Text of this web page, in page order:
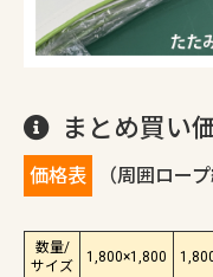
まとめ買い
価格表 （周囲ロー
数量/
サイズ
1,800×1,800